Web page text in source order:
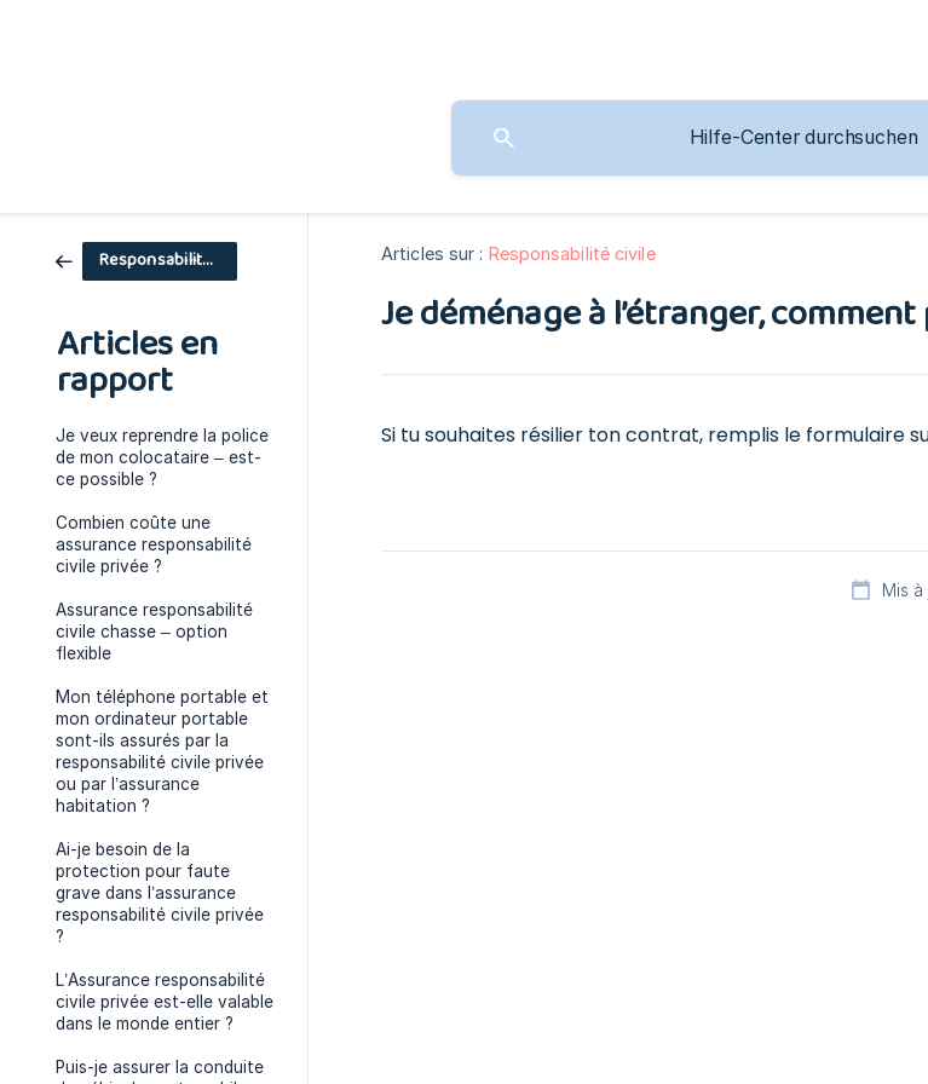
Responsabilité civile
Articles en
rapport
Je veux reprendre la police
de mon colocataire – est-
ce possible ?
Combien coûte une
assurance responsabilité
civile privée ?
Assurance responsabilité
civile chasse – option
flexible
Mon téléphone portable et
mon ordinateur portable
sont-ils assurés par la
responsabilité civile privée
ou par l’assurance
habitation ?
Ai-je besoin de la
protection pour faute
grave dans l’assurance
responsabilité civile privée
?
L’Assurance responsabilité
civile privée est-elle valable
dans le monde entier ?
Puis-je assurer la conduite
Articles sur : Responsabilité civile
Je déménage à l’étranger,
Si tu souhaites résilier ton contrat, remplis le formulaire
Mis